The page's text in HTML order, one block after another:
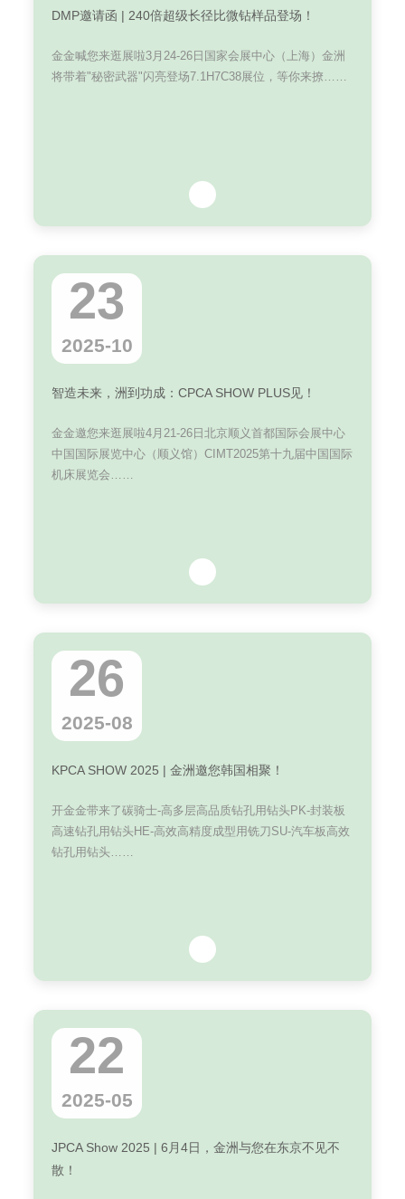
DMP邀请函 | 240倍超级长径比微钻样品登场！
金金喊您来逛展啦3月24-26日国家会展中心（上海）金洲
将带着"秘密武器"闪亮登场7.1H7C38展位，等你来撩……
23
2025-10
智造未来，洲到功成：CPCA SHOW PLUS见！
金金邀您来逛展啦4月21-26日北京顺义首都国际会展中心
中国国际展览中心（顺义馆）CIMT2025第十九届中国国际
机床展览会……
26
2025-08
KPCA SHOW 2025 | 金洲邀您韩国相聚！
开金金带来了碳骑士-高多层高品质钻孔用钻头PK-封装板
高速钻孔用钻头HE-高效高精度成型用铣刀SU-汽车板高效
钻孔用钻头……
22
2025-05
JPCA Show 2025 | 6月4日，金洲与您在东京不见不
散！